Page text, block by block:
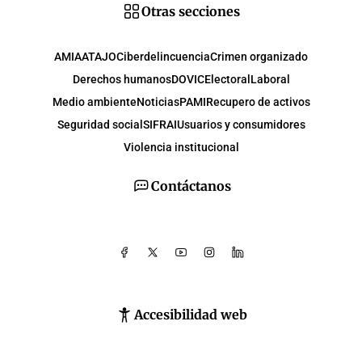
Contáctanos
Accesibilidad web
Otras secciones
AMIAATAJOCiberdelincuenciaCrimen organizado
Derechos humanosDOVICElectoral Laboral
Medio ambienteNoticiasPAMIRecupero de activos
Seguridad social SIFRAIUsuarios y consumidores
Violencia institucional